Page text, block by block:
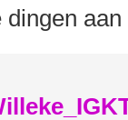
dingen